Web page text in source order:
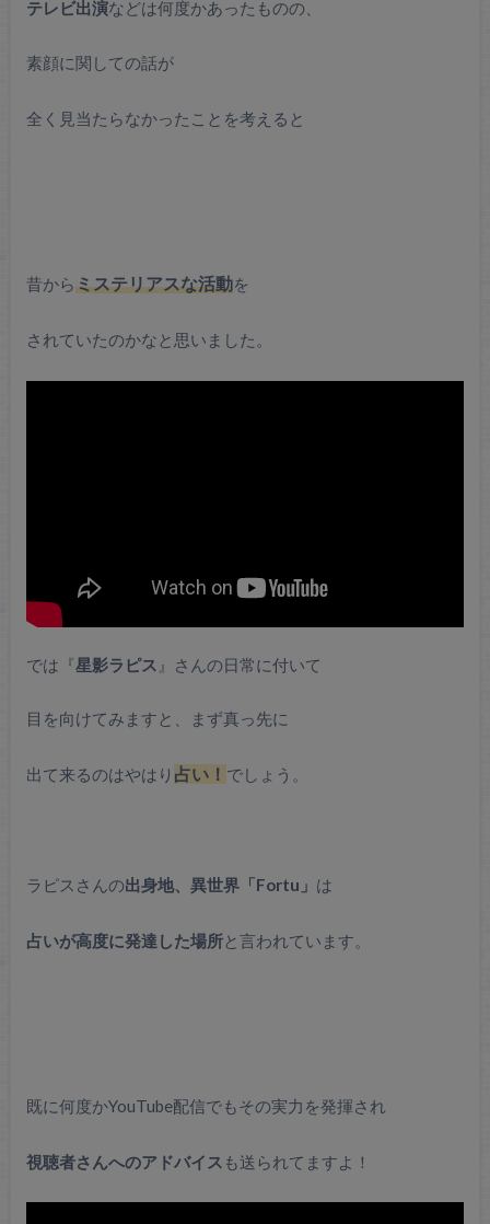
テレビ出演などは何度かあったものの、
素顔に関しての話が
全く見当たらなかったことを考えると
昔からミステリアスな活動を
されていたのかなと思いました。
では『星影ラピス 』さんの日常に付いて
目を向けてみますと、まず真っ先に
出て来るのはやはり 占い！ でしょう。
ラピスさんの出身地、異世界「Fortu」 は
占いが高度に発達した場所と言われています。
既に何度かYouTube配信でもその実力を発揮され
視聴者さんへのアドバイス も送られてますよ！